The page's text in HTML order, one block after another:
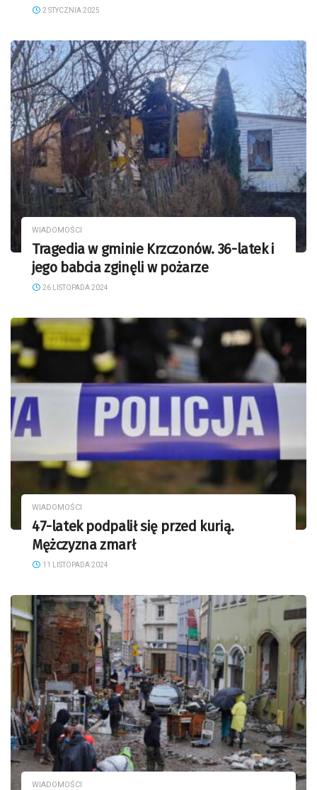
2 STYCZNIA 2025
WIADOMOŚCI
Tragedia w gminie Krzczonów. 36-latek i
jego babcia zginęli w pożarze
26 LISTOPADA 2024
WIADOMOŚCI
47-latek podpalił się przed kurią.
Mężczyzna zmarł
11 LISTOPADA 2024
WIADOMOŚCI